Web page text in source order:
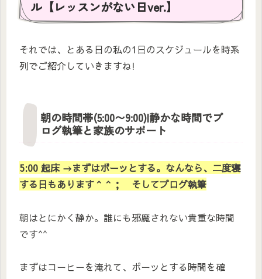
ル【レッスンがない日ver.】
それでは、とある日の私の1日のスケジュールを時系
列でご紹介していきますね!
朝の時間帯(5:00〜9:00)|静かな時間でブ
ログ執筆と家族のサポート
5:00 起床 →まずはボーッとする。なんなら、二度寝
する日もあります＾＾； そしてブログ執筆
朝はとにかく静か。誰にも邪魔されない貴重な時間
です^^
まずはコーヒーを淹れて、ボーッとする時間を確